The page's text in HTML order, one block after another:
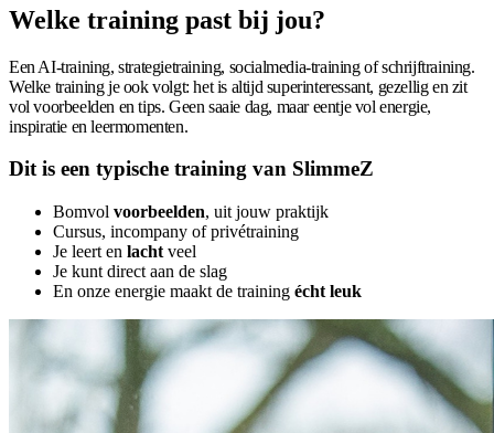
Welke training past bij jou?
Een AI-training, strategietraining, socialmedia-training of schrijftraining.
Welke training je ook volgt: het is altijd superinteressant, gezellig en zit
vol voorbeelden en tips. Geen saaie dag, maar eentje vol energie,
inspiratie en leermomenten.
Dit is een typische training van SlimmeZ
Bomvol voorbeelden, uit jouw praktijk
Cursus, incompany of privétraining
Je leert en lacht veel
Je kunt direct aan de slag
En onze energie maakt de training écht leuk